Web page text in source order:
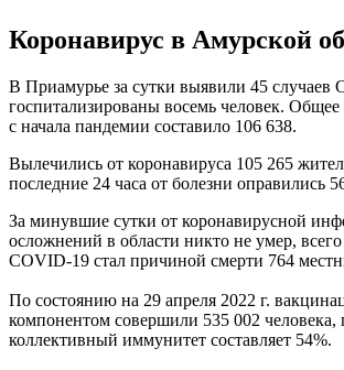
Коронавирус в Амурской
В Приамурье за сутки выявили 45 случаев
госпитализированы восемь человек.
с начала пандемии составило 106 638.
Вылечились от коронавируса 105 265
последние 24 часа от болезни оправились
За минувшие сутки от коронавирусной
осложнений в области никто не умер,
COVID-19 стал причиной смерти 764
По состоянию на 29 апреля 2022 г.
компонентом совершили 535 002
коллективный иммунитет составляет 54%.